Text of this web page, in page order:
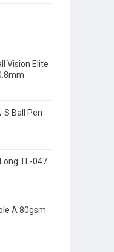
Vision Elite
S Ball Pen
TL-047
A 80gsm